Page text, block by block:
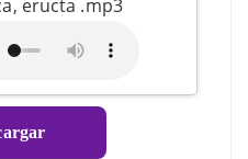
eructa .mp3